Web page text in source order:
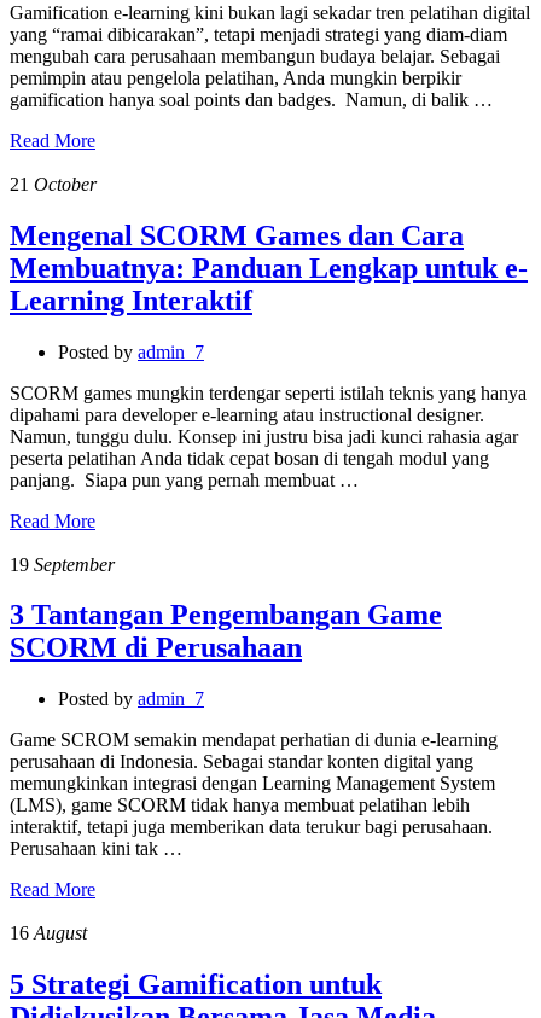
Gamification e-learning kini bukan lagi sekadar tren pelatihan digital
yang “ramai dibicarakan”, tetapi menjadi strategi yang diam-diam
mengubah cara perusahaan membangun budaya belajar. Sebagai
pemimpin atau pengelola pelatihan, Anda mungkin berpikir
gamification hanya soal points dan badges. Namun, di balik …
Read More
21 October
Mengenal SCORM Games dan Cara
Membuatnya: Panduan Lengkap untuk e-
Learning Interaktif
Posted by admin_7
SCORM games mungkin terdengar seperti istilah teknis yang hanya
dipahami para developer e-learning atau instructional designer.
Namun, tunggu dulu. Konsep ini justru bisa jadi kunci rahasia agar
peserta pelatihan Anda tidak cepat bosan di tengah modul yang
panjang. Siapa pun yang pernah membuat …
Read More
19 September
3 Tantangan Pengembangan Game
SCORM di Perusahaan
Posted by admin_7
Game SCROM semakin mendapat perhatian di dunia e-learning
perusahaan di Indonesia. Sebagai standar konten digital yang
memungkinkan integrasi dengan Learning Management System
(LMS), game SCORM tidak hanya membuat pelatihan lebih
interaktif, tetapi juga memberikan data terukur bagi perusahaan.
Perusahaan kini tak …
Read More
16 August
5 Strategi Gamification untuk